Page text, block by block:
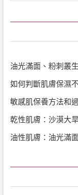
油光滿面、粉刺叢
如何判斷肌膚保濕
敏感肌保養方法和
乾性肌膚：沙漠大
油性肌膚：油光滿